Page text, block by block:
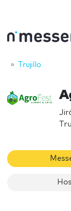
Trujillo